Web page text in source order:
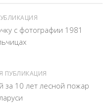
с фотографии 1981
ПУБЛИКАЦИЯ
за 10 лет лесной пожар